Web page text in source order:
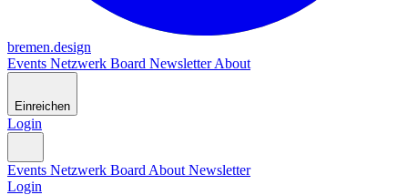
bremen.design
Events Netzwerk Board NewsletterAbout
Einreichen
Login
Events Netzwerk Board About Newsletter
Login